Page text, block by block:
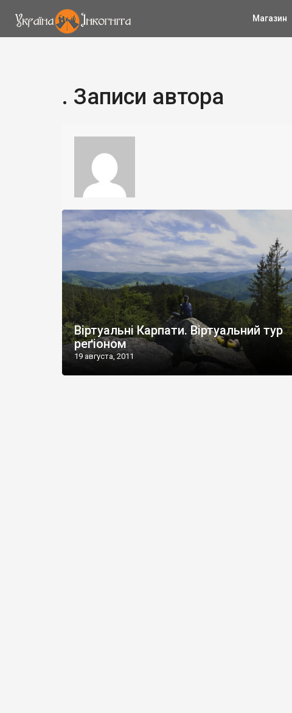
Магазин
. Записи автора
Віртуальні Карпати. Віртуальний тур
реґіоном
19 августа, 2011